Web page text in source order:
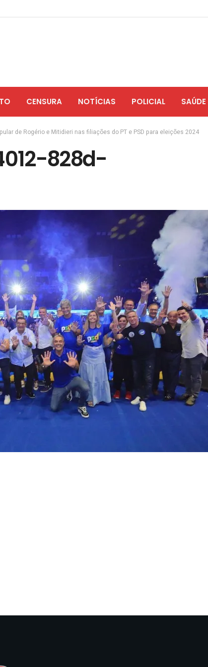
CENSURA NOTÍCIAS POLICIAL SAÚDE
de Rogério e Mitidieri nas filiações do PT e PSD para eleições 2024
828d-